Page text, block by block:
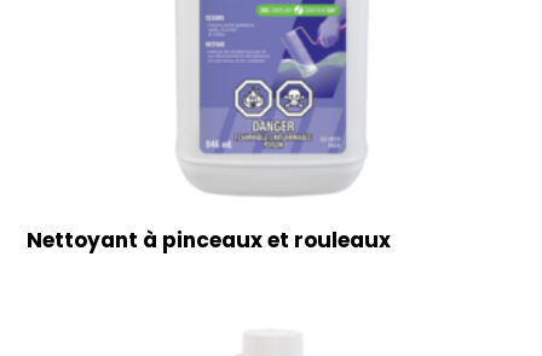
Nettoyant à pinceaux et rouleaux